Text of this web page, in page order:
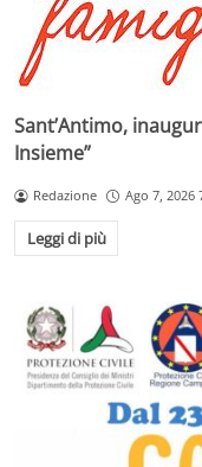
Sant’Antimo,
Insieme”
Redazione Ago 7, 2026
Leggi di più